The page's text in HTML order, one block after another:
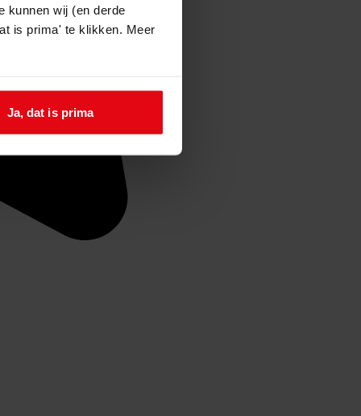
kunnen wij (en derde
is prima' te klikken. Meer
Ja, dat is prima